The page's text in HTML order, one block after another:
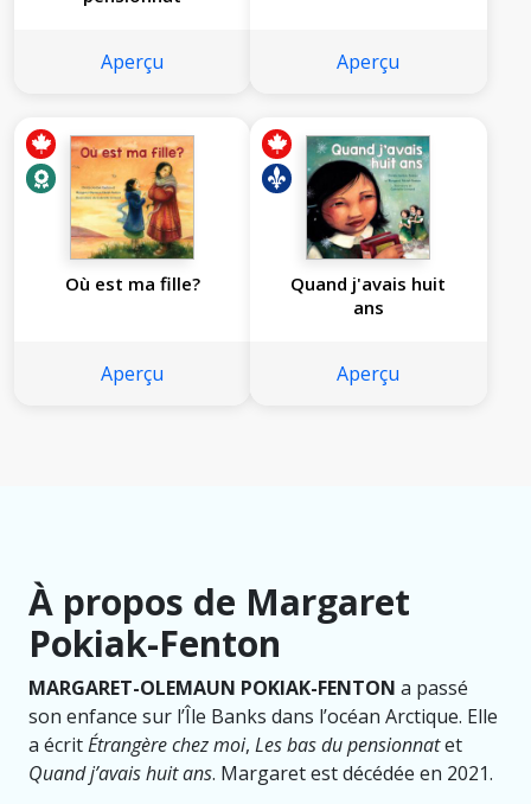
Aperçu Aperçu
Où est ma fille?
Aperçu
Quand j'avais huit
ans
Aperçu
À propos de Margaret
Pokiak-Fenton
MARGARET-OLEMAUN POKIAK-FENTON a passé
son enfance sur l’Île Banks dans l’océan Arctique. Elle
a écritÉtrangère chez moi, Les bas du pensionnatet
Quand j’avais huit ans. Margaret est décédée en 2021.